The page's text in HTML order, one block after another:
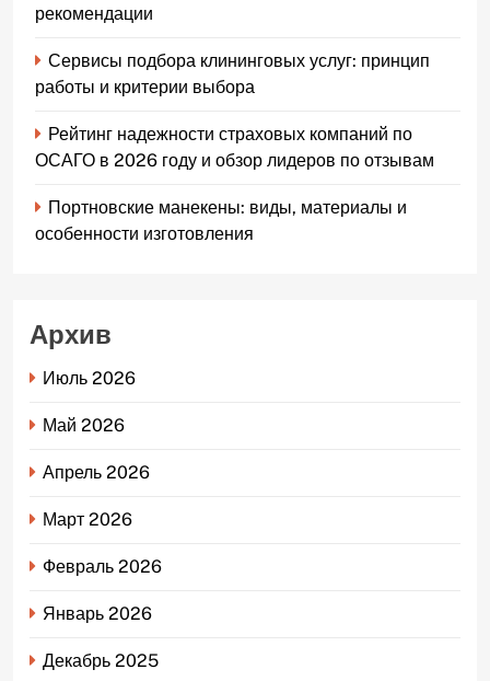
рекомендации
Сервисы подбора клининговых услуг: принцип
работы и критерии выбора
Рейтинг надежности страховых компаний по
ОСАГО в 2026 году и обзор лидеров по отзывам
Портновские манекены: виды, материалы и
особенности изготовления
Архив
Июль 2026
Май 2026
Апрель 2026
Март 2026
Февраль 2026
Январь 2026
Декабрь 2025